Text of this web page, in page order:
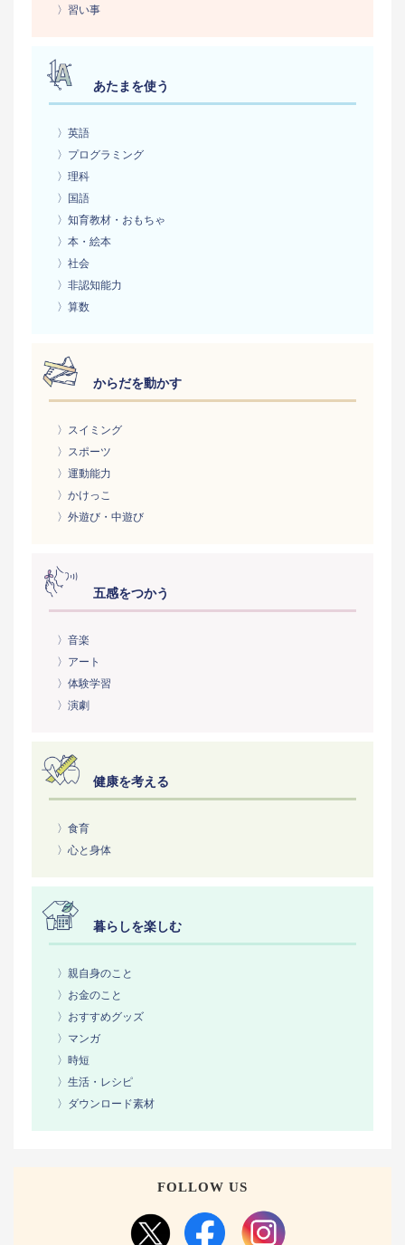
〉習い事
あたまを使う
〉英語
〉プログラミング
〉理科
〉国語
〉知育教材・おもちゃ
〉本・絵本
〉社会
〉非認知能力
〉算数
からだを動かす
〉スイミング
〉スポーツ
〉運動能力
〉かけっこ
〉外遊び・中遊び
五感をつかう
〉音楽
〉アート
〉体験学習
〉演劇
健康を考える
〉食育
〉心と身体
暮らしを楽しむ
〉親自身のこと
〉お金のこと
〉おすすめグッズ
〉マンガ
〉時短
〉生活・レシピ
〉ダウンロード素材
FOLLOW US